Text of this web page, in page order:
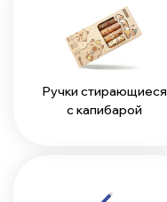
Ручки стирающиеся
с капибарой